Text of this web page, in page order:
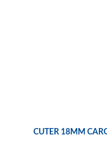
CUTER 18MM